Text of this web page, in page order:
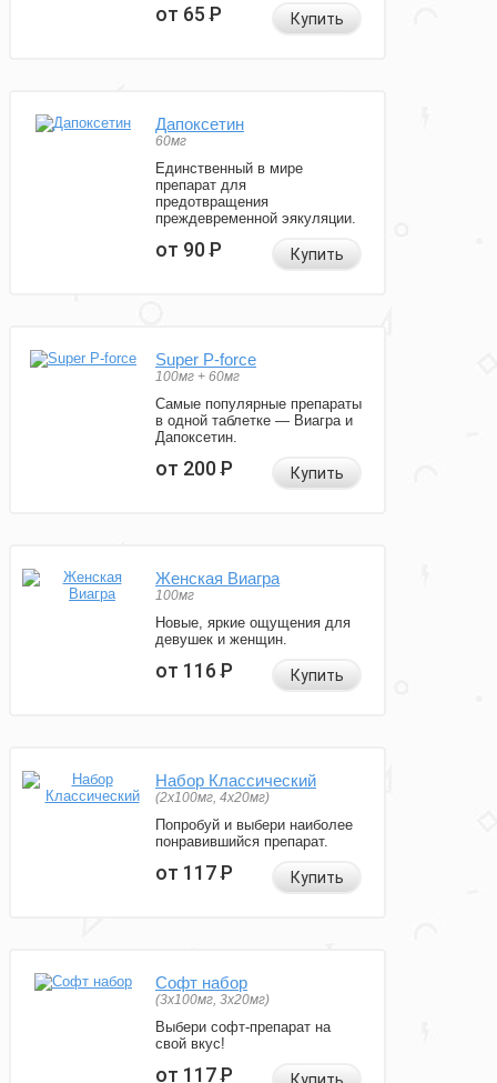
от 65Р Купить
Дапоксетин
60мг
Единственный в мире
препарат для
предотвращения
преждевременной эякуляции.
от 90Р Купить
Super P-force
100мг + 60мг
Самые популярные препараты
в одной таблетке — Виагра и
Дапоксетин.
от 200Р Купить
Женская Виагра
100мг
Новые, яркие ощущения для
девушек и женщин.
от 116Р Купить
Набор Классический
(2x100мг, 4x20мг)
Попробуй и выбери наиболее
понравившийся препарат.
от 117Р Купить
Софт набор
(3x100мг, 3x20мг)
Выбери софт-препарат на
свой вкус!
от 117Р